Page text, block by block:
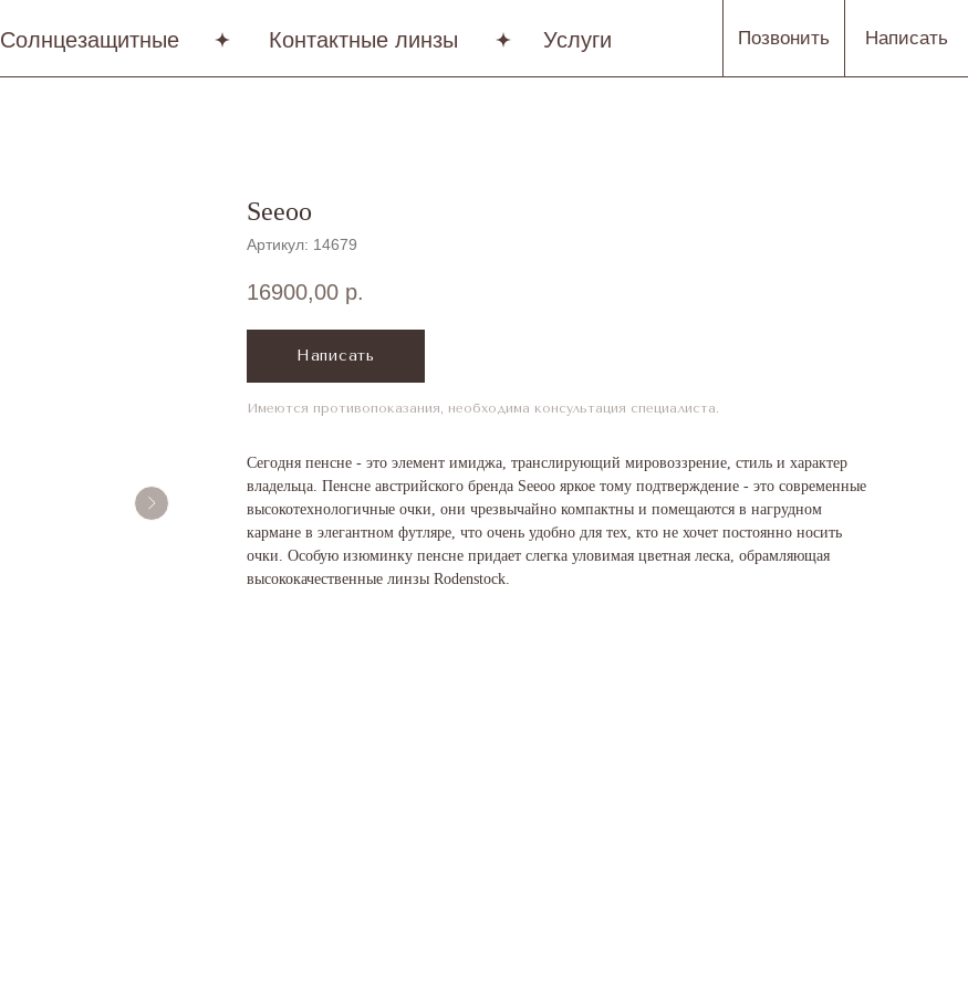
Солнцезащитные Услуги Написать
Позвонить
Контактные линзы
Seeoo
Артикул: 14679
16900,00 р.
Написать
Имеются противопоказания, необходима консультация специалиста.
Сегодня пенсне - это элемент имиджа, транслирующий мировоззрение, стиль и характер
владельца. Пенсне австрийского бренда Seeoo яркое тому подтверждение - это современные
высокотехнологичные очки, они чрезвычайно компактны и помещаются в нагрудном
кармане в элегантном футляре, что очень удобно для тех, кто не хочет постоянно носить
очки. Особую изюминку пенсне придает слегка уловимая цветная леска, обрамляющая
высококачественные линзы Rodenstock.